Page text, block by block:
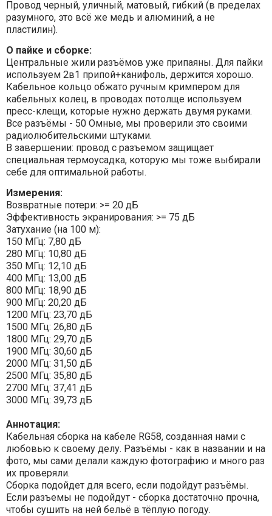
Провод черный, уличный, матовый, гибкий (в пределах
разумного, это всё же медь и алюминий, а не
пластилин).
О пайке и сборке:
Центральные жили разъёмов уже припаяны. Для пайки
используем 2в1 припой+канифоль, держится хорошо.
Кабельное кольцо обжато ручным кримпером для
кабельных колец, в проводах потолще используем
пресс-клещи, которые нужно держать двумя руками.
Все разъёмы - 50 Омные, мы проверили это своими
радиолюбительскими штуками.
В завершении: провод с разъемом защищает
специальная термоусадка, которую мы тоже выбирали
себе для оптимальной работы.
Измерения:
Возвратные потери: >= 20 дБ
Эффективность экранирования: >= 75 дБ
Затухание (на 100 м):
150 МГц: 7,80 дБ
280 МГц: 10,80 дБ
350 МГц: 12,10 дБ
400 МГц: 13,00 дБ
800 МГц: 18,90 дБ
900 МГц: 20,20 дБ
1200 МГц: 23,70 дБ
1500 МГц: 26,80 дБ
1800 МГц: 29,70 дБ
1900 МГц: 30,60 дБ
2000 МГц: 31,50 дБ
2500 МГц: 35,80 дБ
2700 МГц: 37,41 дБ
3000 МГц: 39,73 дБ
Аннотация:
Кабельная сборка на кабеле RG58, созданная нами с
любовью к своему делу. Разъёмы - как в названии и на
фото, мы сами делали каждую фотографию и много раз
их проверяли.
Сборка подойдет для всего, если подойдут разъёмы.
Если разъемы не подойдут - сборка достаточно прочна,
чтобы сушить на ней бельё в тёплую погоду.